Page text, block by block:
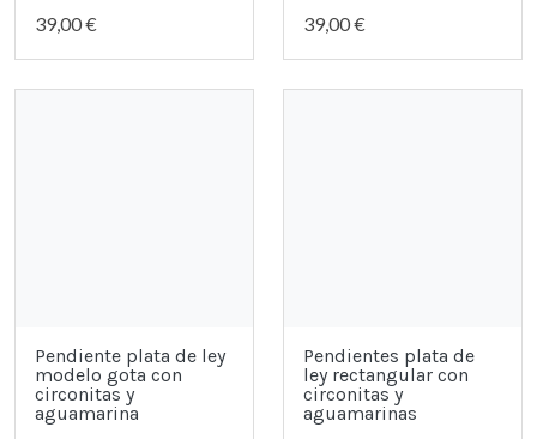
39,00 €
39,00 €
Pendiente plata de ley
modelo gota con
circonitas y
aguamarina
Pendientes plata de
ley rectangular con
circonitas y
aguamarinas